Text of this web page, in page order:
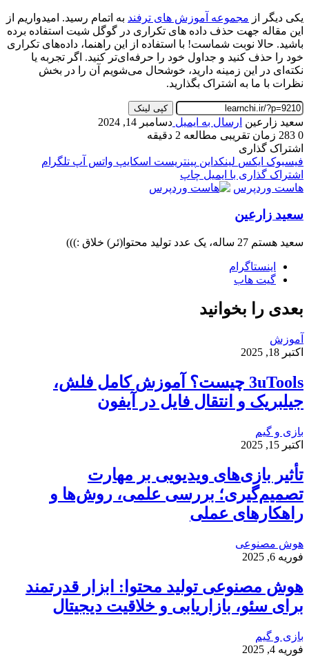
یکی دیگر از مجموعه آموزش های ترفند به اتمام رسید. امیدواریم از
این مقاله جهت حذف داده های تکراری در گوگل شیت استفاده برده
باشید. حالا نوبت شماست! با استفاده از این راهنما، داده‌های تکراری
خود را حذف کنید و جداول خود را حرفه‌ای‌تر کنید. اگر تجربه یا
نکته‌ای در این زمینه دارید، خوشحال می‌شویم آن را در بخش
نظرات با ما به اشتراک بگذارید.
کپی لینک
سعید زارعین ارسال به ایمیل دسامبر 14, 2024
0
زمان تقریبی مطالعه 2 دقیقه
اشتراک گذاری
فیسبوک ایکس لینکداین پینتریست اسکایپ واتس آپ تلگرام
اشتراک گذاری با ایمیل چاپ
هاست وردپرس
سعید زارعین
سعید هستم 27 ساله، یک عدد تولید محتوا(ئر) خلاق :)))
اینستاگرام
گیت ‌هاب
بعدی را بخوانید
آموزش
اکتبر 18, 2025
3uTools چیست؟ آموزش کامل فلش،
جیلبریک و انتقال فایل در آیفون
بازی و گیم
اکتبر 15, 2025
تأثیر بازی‌های ویدیویی بر مهارت
تصمیم‌گیری؛ بررسی علمی، روش‌ها و
راهکارهای عملی
هوش مصنوعی
فوریه 6, 2025
هوش مصنوعی تولید محتوا: ابزار قدرتمند
برای سئو، بازاریابی و خلاقیت دیجیتال
بازی و گیم
فوریه 4, 2025